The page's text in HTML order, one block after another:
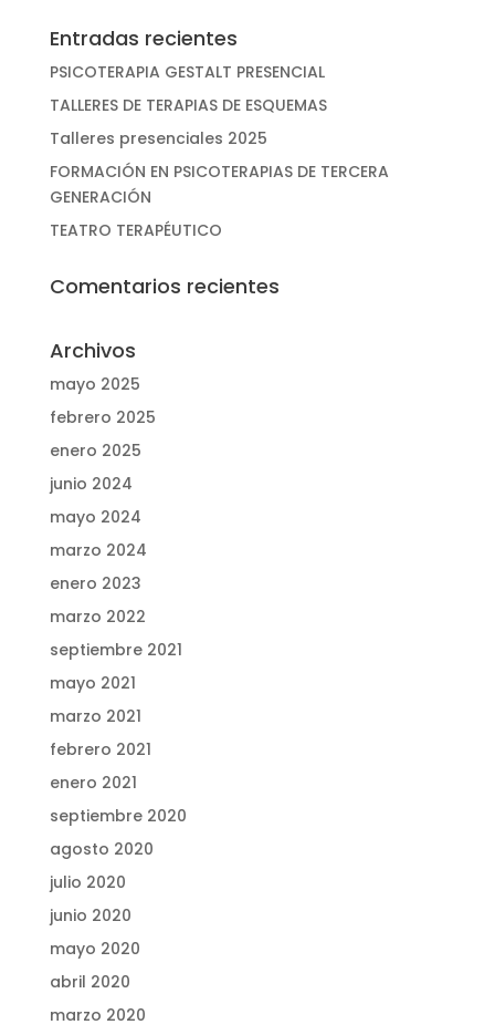
Entradas recientes
PSICOTERAPIA GESTALT PRESENCIAL
TALLERES DE TERAPIAS DE ESQUEMAS
Talleres presenciales 2025
FORMACIÓN EN PSICOTERAPIAS DE TERCERA
GENERACIÓN
TEATRO TERAPÉUTICO
Comentarios recientes
Archivos
mayo 2025
febrero 2025
enero 2025
junio 2024
mayo 2024
marzo 2024
enero 2023
marzo 2022
septiembre 2021
mayo 2021
marzo 2021
febrero 2021
enero 2021
septiembre 2020
agosto 2020
julio 2020
junio 2020
mayo 2020
abril 2020
marzo 2020